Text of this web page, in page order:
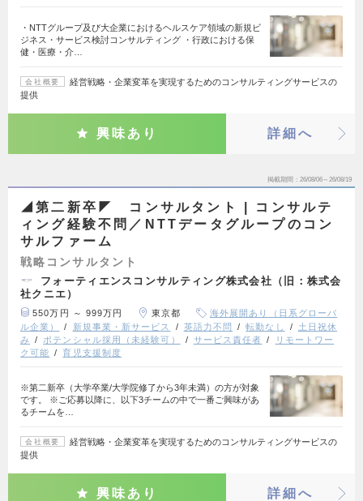
・NTTグループ及び大企業におけるヘルスケア領域の新規ビ
ジネス・サービス検討コンサルティング ・行政における保
健・医療・介…
会社概要
経営戦略・企業変革を実現するためのコンサルティングサービスの
提供
興味あり 詳細へ
掲載期間 26/08/06～26/08/19
◢第二新卒◤ コンサルタント | コンサルテ
ィング経験不問／NTTデータグループのコン
サルファーム
戦略コンサルタント
フォーティエンスコンサルティング株式会社（旧：株式会
社クニエ）
550万円 ～ 999万円 東京都
海外展開あり（日系グローバ
ル企業）
新規事業・新サービス 英語力不問 転勤なし
土日祝休
み
ポテンシャル採用（未経験可） サービス責任者
リモートワー
ク可能
育児支援制度
※第二新卒（大学卒業/大学院修了から3年未満）の方が対象
です。 ※ご応募以降に、以下3チームの中で一番ご興味があ
るチームを…
会社概要
経営戦略・企業変革を実現するためのコンサルティングサービスの
提供
興味あり 詳細へ